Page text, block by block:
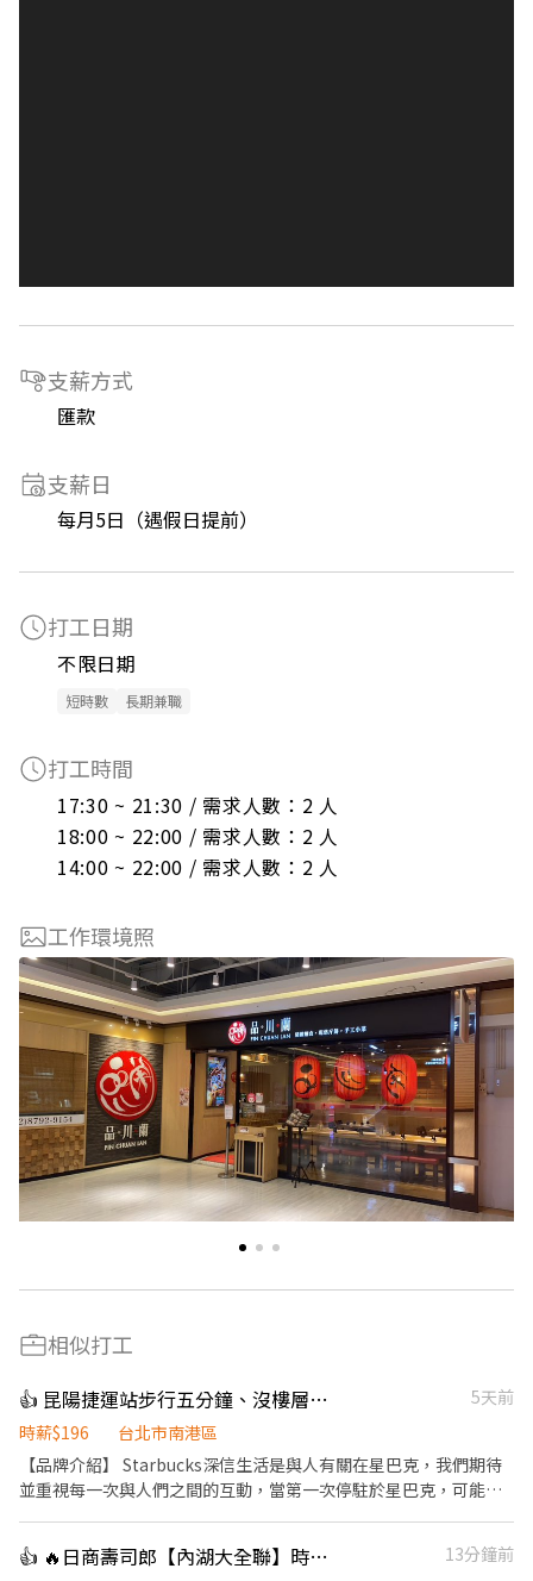
支薪方式
匯款
支薪日
每月5日（遇假日提前）
打工日期
不限日期
短時數 長期兼職
打工時間
17:30 ~ 21:30 / 需求人數：2 人
18:00 ~ 22:00 / 需求人數：2 人
14:00 ~ 22:00 / 需求人數：2 人
工作環境照
相似打工
👍 昆陽捷運站步行五分鐘、沒樓層不用爬樓梯 歡迎二度就業或夜校生
5天前
時薪$196
台北市南港區
【品牌介紹】 Starbucks深信生活是與人有關在星巴克，我們期待
並重視每一次與人們之間的互動，當第一次停駐於星巴克，可能是
創造一個令人舒服自在的環境，每位在門市工作的夥伴，都要活得
👍 🔥日商壽司郎【內湖大全聯】時薪230元起-兼職人員🙆‍♀️六日250元起💰
13分鐘前